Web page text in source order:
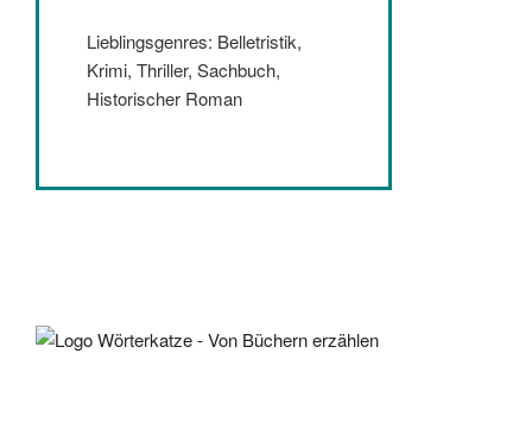
Lieblingsgenres: Belletristik,
Krimi, Thriller, Sachbuch,
Historischer Roman